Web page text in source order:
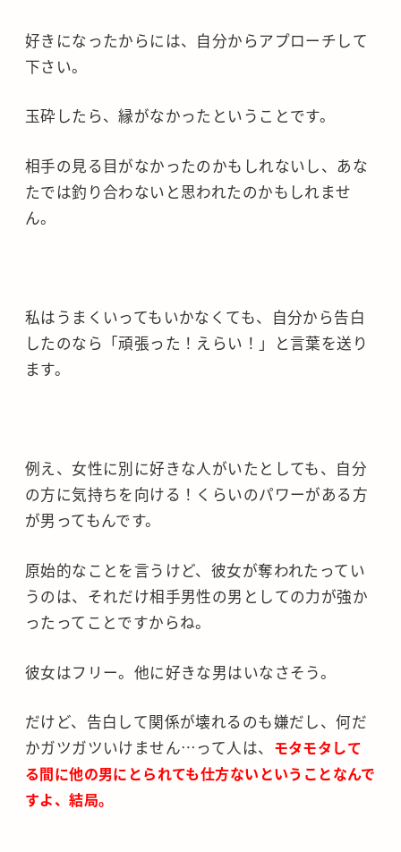
好きになったからには、自分からアプローチして
下さい。
玉砕したら、縁がなかったということです。
相手の見る目がなかったのかもしれないし、あな
たでは釣り合わないと思われたのかもしれませ
ん。
私はうまくいってもいかなくても、自分から告白
したのなら「頑張った！えらい！」と言葉を送り
ます。
例え、女性に別に好きな人がいたとしても、自分
の方に気持ちを向ける！くらいのパワーがある方
が男ってもんです。
原始的なことを言うけど、彼女が奪われたってい
うのは、それだけ相手男性の男としての力が強か
ったってことですからね。
彼女はフリー。他に好きな男はいなさそう。
だけど、告白して関係が壊れるのも嫌だし、何だ
かガツガツいけません…って人は、 モタモタして
る間に他の男にとられても仕方ないということなんで
すよ、結局。